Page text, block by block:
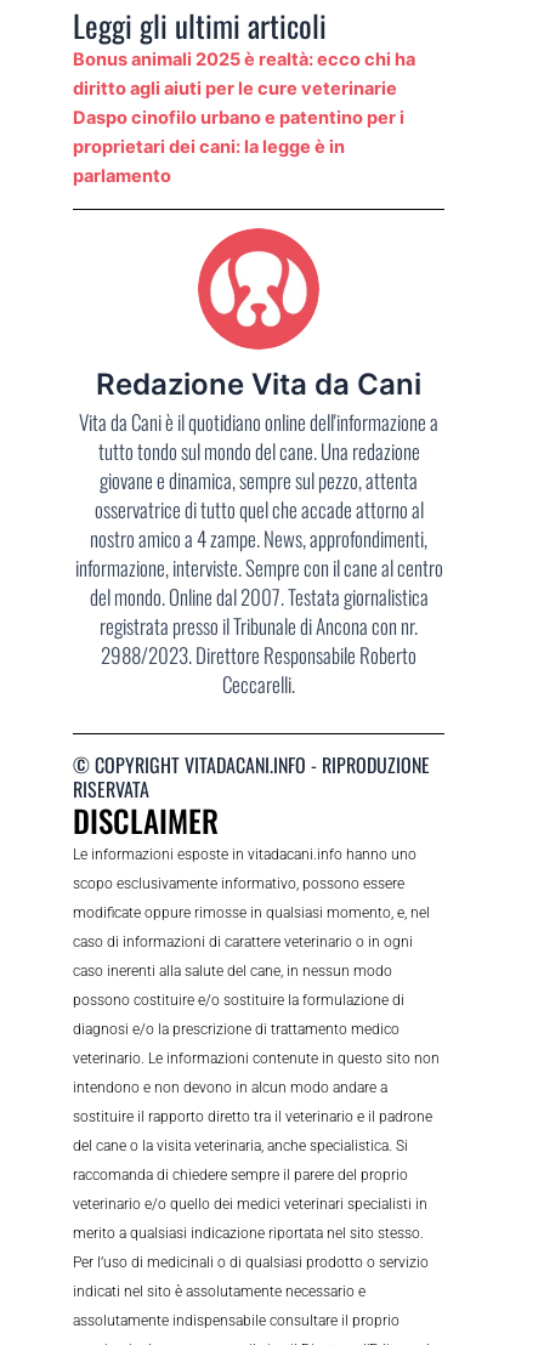
Leggi gli ultimi articoli
Bonus animali 2025 è realtà: ecco chi ha
diritto agli aiuti per le cure veterinarie
Daspo cinofilo urbano e patentino per i
proprietari dei cani: la legge è in
parlamento
Redazione Vita da Cani
Vita da Cani è il quotidiano online dell'informazione a
tutto tondo sul mondo del cane. Una redazione
giovane e dinamica, sempre sul pezzo, attenta
osservatrice di tutto quel che accade attorno al
nostro amico a 4 zampe. News, approfondimenti,
informazione, interviste. Sempre con il cane al centro
del mondo. Online dal 2007. Testata giornalistica
registrata presso il Tribunale di Ancona con nr.
2988/2023. Direttore Responsabile Roberto
Ceccarelli.
© COPYRIGHT VITADACANI.INFO - RIPRODUZIONE
RISERVATA
DISCLAIMER
Le informazioni esposte in vitadacani.info hanno uno
scopo esclusivamente informativo, possono essere
modificate oppure rimosse in qualsiasi momento, e, nel
caso di informazioni di carattere veterinario o in ogni
caso inerenti alla salute del cane, in nessun modo
possono costituire e/o sostituire la formulazione di
diagnosi e/o la prescrizione di trattamento medico
veterinario. Le informazioni contenute in questo sito non
intendono e non devono in alcun modo andare a
sostituire il rapporto diretto tra il veterinario e il padrone
del cane o la visita veterinaria, anche specialistica. Si
raccomanda di chiedere sempre il parere del proprio
veterinario e/o quello dei medici veterinari specialisti in
merito a qualsiasi indicazione riportata nel sito stesso.
Per l’uso di medicinali o di qualsiasi prodotto o servizio
indicati nel sito è assolutamente necessario e
assolutamente indispensabile consultare il proprio